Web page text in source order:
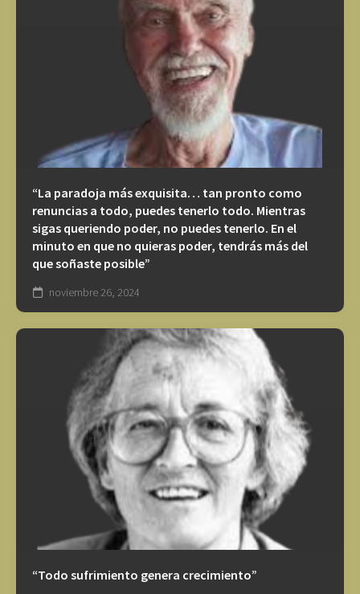
“La paradoja más exquisita… tan pronto como
renuncias a todo, puedes tenerlo todo. Mientras
sigas queriendo poder, no puedes tenerlo. En el
minuto en que no quieras poder, tendrás más del
que soñaste posible”
noviembre 26, 2024
“Todo sufrimiento genera crecimiento”